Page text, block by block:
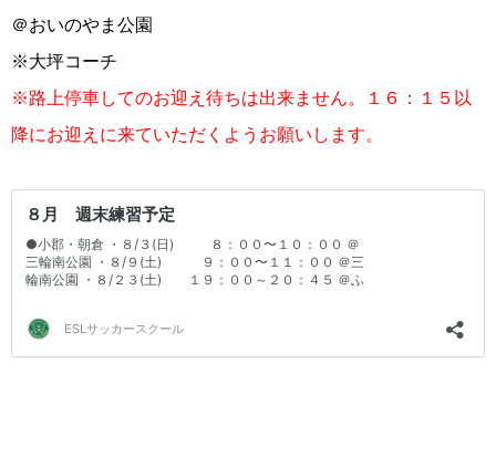
＠おいのやま公園
※大坪コーチ
※路上停車してのお迎え待ちは出来ません。１６：１５以
降にお迎えに来ていただくようお願いします。